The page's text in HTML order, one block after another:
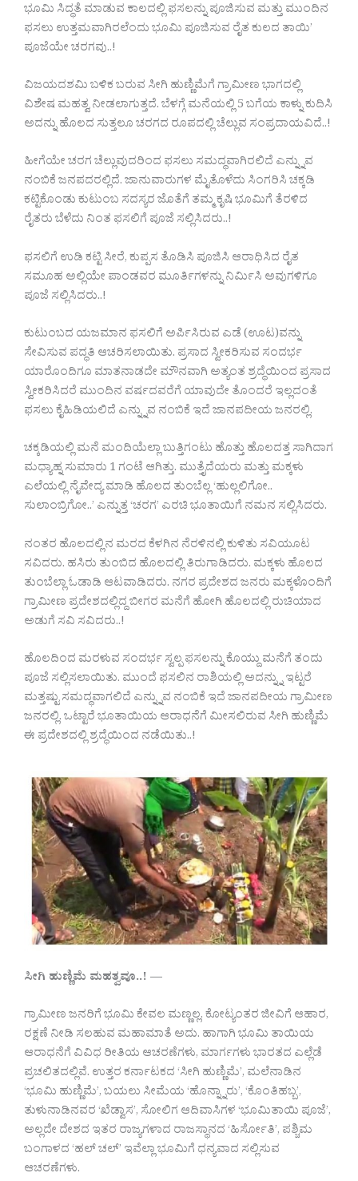
ಭೂಮಿ ಸಿದ್ಧತೆ ಮಾಡುವ ಕಾಲದಲ್ಲಿ ಫಸಲನ್ನು ಪೂಜಿಸುವ ಮತ್ತು ಮುಂದಿನ
ಫಸಲು ಉತ್ತಮವಾಗಿರಲೆಂದು ಭೂಮಿ ಪೂಜಿಸುವ ರೈತ ಕುಲದ ತಾಯಿ’
ಪೂಜೆಯೇ ಚರಗವು..!
ವಿಜಯದಶಮಿ ಬಳಿಕ ಬರುವ ಸೀಗಿ ಹುಣ್ಣಿಮೆಗೆ ಗ್ರಾಮೀಣ ಭಾಗದಲ್ಲಿ
ವಿಶೇಷ ಮಹತ್ವ ನೀಡಲಾಗುತ್ತದೆ. ಬೆಳಗ್ಗೆ ಮನೆಯಲ್ಲಿ 5 ಬಗೆಯ ಕಾಳ್ನು ಕುದಿಸಿ
ಅದನ್ನು ಹೊಲದ ಸುತ್ತಲೂ ಚರಗದ ರೂಪದಲ್ಲಿ ಚೆಲ್ಲುವ ಸಂಪ್ರದಾಯವಿದೆ..!
ಹೀಗೆಯೇ ಚರಗ ಚೆಲ್ಲುವುದರಿಂದ ಫಸಲು ಸಮದ್ಧವಾಗಿರಲಿದೆ ಎನ್ನ್ನುವ
ನಂಬಿಕೆ ಜನಪದರಲ್ಲಿದೆ. ಜಾನುವಾರುಗಳ ಮೈತೊಳೆದು ಸಿಂಗರಿಸಿ ಚಕ್ಕಡಿ
ಕಟ್ಟಿಕೊಂಡು ಕುಟುಂಬ ಸದಸ್ಯರ ಜೊತೆಗೆ ತಮ್ಮ ಕೃಷಿ ಭೂಮಿಗೆ ತೆರಳಿದ
ರೈತರು ಬೆಳೆದು ನಿಂತ ಫಸಲಿಗೆ ಪೂಜೆ ಸಲ್ಲಿಸಿದರು..!
ಫಸಲಿಗೆ ಉಡಿ ಕಟ್ಟಿ ಸೀರೆ, ಕುಪ್ಪಸ ತೊಡಿಸಿ ಪೂಜಿಸಿ ಆರಾಧಿಸಿದ ರೈತ
ಸಮೂಹ ಅಲ್ಲಿಯೇ ಪಾಂಡವರ ಮೂರ್ತಿಗಳನ್ನು ನಿರ್ಮಿಸಿ ಅವುಗಳಿಗೂ
ಪೂಜೆ ಸಲ್ಲಿಸಿದರು..!
ಕುಟುಂಬದ ಯಜಮಾನ ಫಸಲಿಗೆ ಅರ್ಪಿಸಿರುವ ಎಡೆ (ಊಟ)ವನ್ನು
ಸೇವಿಸುವ ಪದ್ಧತಿ ಆಚರಿಸಲಾಯಿತು. ಪ್ರಸಾದ ಸ್ವೀಕರಿಸುವ ಸಂದರ್ಭ
ಯಾರೊಂದಿಗೂ ಮಾತನಾಡದೇ ಮೌನವಾಗಿ ಅತ್ಯಂತ ಶ್ರದ್ಧೆಯಿಂದ ಪ್ರಸಾದ
ಸ್ವೀಕರಿಸಿದರೆ ಮುಂದಿನ ವರ್ಷದವರೆಗೆ ಯಾವುದೇ ತೊಂದರೆ ಇಲ್ಲದಂತೆ
ಫಸಲು ಕೈಹಿಡಿಯಲಿದೆ ಎನ್ನ್ನುವ ನಂಬಿಕೆ ಇದೆ ಜಾನಪದೀಯ ಜನರಲ್ಲಿ.
ಚಕ್ಕಡಿಯಲ್ಲಿ ಮನೆ ಮಂದಿಯೆಲ್ಲಾ ಬುತ್ತಿಗಂಟು ಹೊತ್ತು ಹೊಲದತ್ತ ಸಾಗಿದಾಗ
ಮಧ್ಯಾಹ್ನ ಸುಮಾರು 1 ಗಂಟೆ ಆಗಿತ್ತು. ಮುತ್ತೈದೆಯರು ಮತ್ತು ಮಕ್ಕಳು
ಎಲೆಯಲ್ಲಿ ನೈವೇದ್ಯ ಮಾಡಿ ಹೊಲದ ತುಂಬೆಲ್ಲ ‘ಹುಲ್ಲಲಿಗೋ..
ಸುಲಾಂಬ್ರಿಗೋ..’ ಎನ್ನುತ್ತ ‘ಚರಗ’ ಎರಚಿ ಭೂತಾಯಿಗೆ ನಮನ ಸಲ್ಲಿಸಿದರು.
ನಂತರ ಹೊಲದಲ್ಲಿನ ಮರದ ಕೆಳಗಿನ ನೆರಳಿನಲ್ಲಿ ಕುಳಿತು ಸವಿಯೂಟ
ಸವಿದರು. ಹಸಿರು ತುಂಬಿದ ಹೊಲದಲ್ಲಿ ತಿರುಗಾಡಿದರು. ಮಕ್ಕಳು ಹೊಲದ
ತುಂಬೆಲ್ಲಾ ಓಡಾಡಿ ಆಟವಾಡಿದರು. ನಗರ ಪ್ರದೇಶದ ಜನರು ಮಕ್ಕಳೊಂದಿಗೆ
ಗ್ರಾಮೀಣ ಪ್ರದೇಶದಲ್ಲಿದ್ದ ಬೀಗರ ಮನೆಗೆ ಹೋಗಿ ಹೊಲದಲ್ಲಿ ರುಚಿಯಾದ
ಅಡುಗೆ ಸವಿ ಸವಿದರು..!
ಹೊಲದಿಂದ ಮರಳುವ ಸಂದರ್ಭ ಸ್ವಲ್ಪ ಫಸಲನ್ನು ಕೊಯ್ದು ಮನೆಗೆ ತಂದು
ಪೂಜೆ ಸಲ್ಲಿಸಲಾಯಿತು. ಮುಂದೆ ಫಸಲಿನ ರಾಶಿಯಲ್ಲಿ ಅದನ್ನ್ನು ಇಟ್ಟರೆ
ಮತ್ತಷ್ಟು ಸಮದ್ಧವಾಗಲಿದೆ ಎನ್ನ್ನುವ ನಂಬಿಕೆ ಇದೆ ಜಾನಪದೀಯ ಗ್ರಾಮೀಣ
ಜನರಲ್ಲಿ. ಒಟ್ಟಾರೆ ಭೂತಾಯಿಯ ಆರಾಧನೆಗೆ ಮೀಸಲಿರುವ ಸೀಗಿ ಹುಣ್ಣಿಮೆ
ಈ ಪ್ರದೇಶದಲ್ಲಿ ಶ್ರದ್ಧೆಯಿಂದ ನಡೆಯಿತು..!
ಸೀಗಿ ಹುಣ್ಣಿಮೆ ಮಹತ್ವವೂ..! —
ಗ್ರಾಮೀಣ ಜನರಿಗೆ ಭೂಮಿ ಕೇವಲ ಮಣ್ಣಲ್ಲ. ಕೋಟ್ಯಂತರ ಜೀವಿಗೆ ಆಹಾರ,
ರಕ್ಷಣೆ ನೀಡಿ ಸಲಹುವ ಮಹಾಮಾತೆ ಅದು. ಹಾಗಾಗಿ ಭೂಮಿ ತಾಯಿಯ
ಆರಾಧನೆಗೆ ವಿವಿಧ ರೀತಿಯ ಆಚರಣೆಗಳು, ಮಾರ್ಗಗಳು ಭಾರತದ ಎಲ್ಲೆಡೆ
ಪ್ರಚಲಿತದಲ್ಲಿವೆ. ಉತ್ತರ ಕರ್ನಾಟಕದ ‘ಸೀಗಿ ಹುಣ್ಣಿಮೆ’, ಮಲೆನಾಡಿನ
‘ಭೂಮಿ ಹುಣ್ಣಿಮೆ’, ಬಯಲು ಸೀಮೆಯ ‘ಹೊನ್ನ್ನಾರು’, ‘ಕೊಂತಿಹಬ್ಬ’,
ತುಳುನಾಡಿನವರ ‘ಖೆಡ್ವಾಸ’, ಸೋಲಿಗ ಆದಿವಾಸಿಗಳ ‘ಭೂಮಿತಾಯಿ ಪೂಜೆ’,
ಅಲ್ಲದೇ ದೇಶದ ಇತರ ರಾಜ್ಯಗಳಾದ ರಾಜಸ್ಥಾನದ ‘ಹಿರ್ಸೋತಿ’, ಪಶ್ಚಿಮ
ಬಂಗಾಳದ ‘ಹಲ್ ಚಲ್’ ಇವೆಲ್ಲಾ ಭೂಮಿಗೆ ಧನ್ಯವಾದ ಸಲ್ಲಿಸುವ
ಆಚರಣೆಗಳು.